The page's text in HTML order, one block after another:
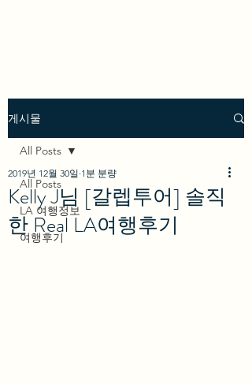
게시물
All Posts
LA 여행정보
여행후기
All Posts
Kelly J님 [갈렙투어] 솔직
한 Real LA여행후기
2019년 12월 30일 1분 분량